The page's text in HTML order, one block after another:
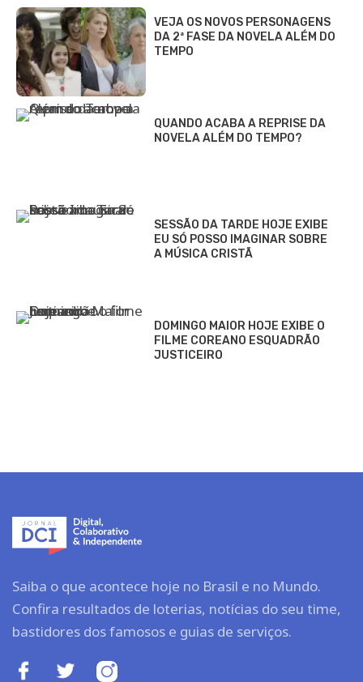
VEJA OS NOVOS PERSONAGENS
DA 2ª FASE DA NOVELA ALÉM DO
TEMPO
QUANDO ACABA A REPRISE DA
NOVELA ALÉM DO TEMPO?
SESSÃO DA TARDE HOJE EXIBE
EU SÓ POSSO IMAGINAR SOBRE
A MÚSICA CRISTÃ
DOMINGO MAIOR HOJE EXIBE O
FILME COREANO ESQUADRÃO
JUSTICEIRO
Saiba o que acontece hoje no Brasil e no Mundo.
Confira resultados de loterias, notícias do seu time,
bastidores dos famosos e guias de serviços.